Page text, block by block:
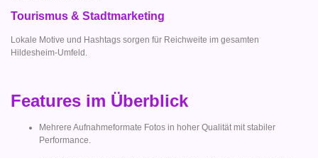
Tourismus & Stadtmarketing
Lokale Motive und Hashtags sorgen für Reichweite im gesamten
Hildesheim-Umfeld.
Features im Überblick
Mehrere Aufnahmeformate Fotos in hoher Qualität mit stabiler
Performance.